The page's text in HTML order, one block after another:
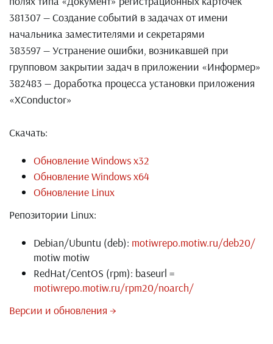
381307 — Создание событий в задачах от имени
начальника заместителями и секретарями
383597 — Устранение ошибки, возникавшей при
групповом закрытии задач в приложении «Информер»
382483 — Доработка процесса установки приложения
«XConductor»
Скачать:
Обновление Windows x32
Обновление Windows x64
Обновление Linux
Репозитории Linux:
Debian/Ubuntu (deb): motiwrepo.motiw.ru/deb20/
motiw motiw
RedHat/CentOS (rpm): baseurl =
motiwrepo.motiw.ru/rpm20/noarch/
Версии и обновления →